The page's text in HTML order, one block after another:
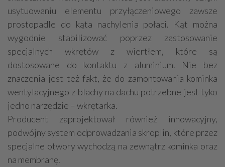
usytuowaniu elementu przyłączeniowego zawsze
prostopadle do kąta nachylenia połaci. Kąt można
wygodnie stabilizować poprzez zastosowanie
specjalnych wkrętów z wiertłem, które są
dostosowane do kontaktu z aluminium. Nie bez
znaczenia jest też fakt, że do zamontowania kominka
wentylacyjnego z blachy na dachu potrzebne jest tyko
jedno narzędzie – wkrętarka.
Producent zaprojektował również innowacyjny,
podwójny system odprowadzania skroplin, które przez
specjalne otwory wychodzą na zewnątrz kominka oraz
na membranę.